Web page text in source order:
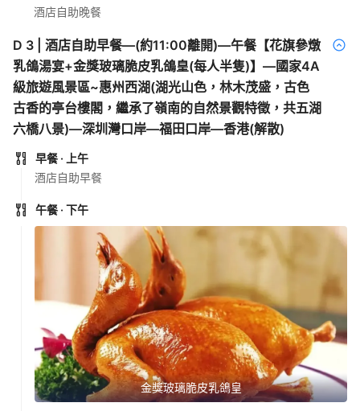
酒店自助晚餐
D 3
酒店自助早餐—(約11:00離開)—午餐【花旗參燉
乳鴿湯宴+金獎玻璃脆皮乳鴿皇(每人半隻)】—國家4A
級旅遊風景區~惠州西湖(湖光山色，林木茂盛，古色
古香的亭台樓閣，繼承了嶺南的自然景觀特徵，共五湖
六橋八景)—深圳灣口岸—福田口岸—香港(解散)
早餐 · 上午
酒店自助早餐
午餐 · 下午
金獎玻璃脆皮乳鴿皇